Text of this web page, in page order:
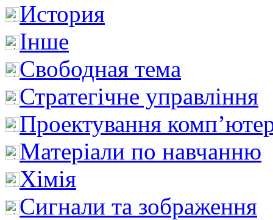
История
Інше
Свободная тема
Стратегічне управління
Проектування
Матеріали по навчанню
Хімія
Сигнали та зображення